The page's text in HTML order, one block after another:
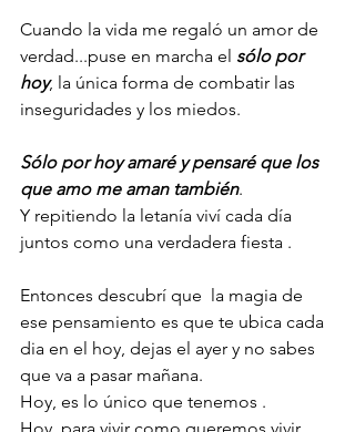
Cuando la vida me regaló un amor de
verdad...puse en marcha el sólo por
hoy, la única forma de combatir las
inseguridades y los miedos.
Sólo por hoy amaré y pensaré que los
que amo me aman también.
Y repitiendo la letanía viví cada día
juntos como una verdadera fiesta .
Entonces descubrí que  la magia de
ese pensamiento es que te ubica cada
dia en el hoy, dejas el ayer y no sabes
que va a pasar mañana.
Hoy, es lo único que tenemos .